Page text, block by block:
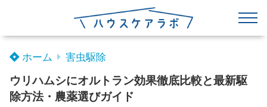
ホーム 害虫駆除
ウリハムシにオルトラン効果徹底比較と最新駆
除方法・農薬選びガイド